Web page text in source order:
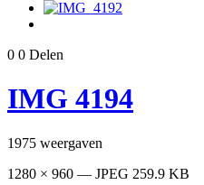
0 0 Delen
IMG 4194
1975 weergaven
1280 × 960 — JPEG 259.9 KB